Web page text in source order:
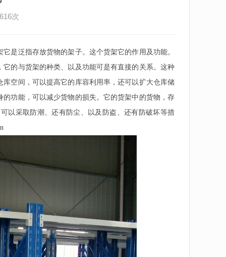
次
是泛指存放货物的架子。这个货架它的作用及功能。
的与货架的种类、以及功能可是有直接的关系。这种
空间，可以提高它的库容利用率，还可以扩大仓库储
功能，可以减少货物的损失。它的货架中的货物，存
以采取防潮、还有防尘、以及防盗、还有防破坏等措